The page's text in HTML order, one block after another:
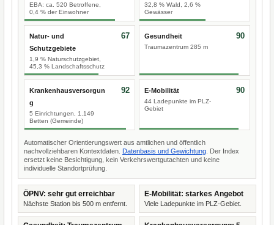
EBA: ca. 520 Betroffene,
0,4 % der Einwohner
32,8 % Wald, 2,6 %
Gewässer
Natur- und
Schutzgebiete
1,9 % Naturschutzgebiet,
45,3 % Landschaftsschutz
67 Gesundheit
Traumazentrum 285 m
90
Krankenhausversorgun
g
5 Einrichtungen, 1.149
Betten (Gemeinde)
92 E-Mobilität
44 Ladepunkte im PLZ-
Gebiet
90
Automatischer Orientierungswert aus amtlichen und öffentlich
nachvollziehbaren Kontextdaten. Datenbasis und Gewichtung . Der Index
ersetzt keine Besichtigung, kein Verkehrswertgutachten und keine
individuelle Standortprüfung.
ÖPNV: sehr gut erreichbar
Nächste Station bis 500 m entfernt.
E-Mobilität: starkes Angebot
Viele Ladepunkte im PLZ-Gebiet.